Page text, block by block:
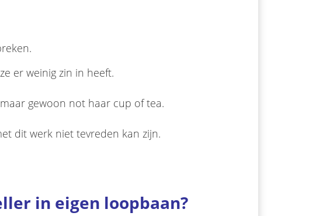
er weinig zin in heeft.
gewoon not haar cup of tea.
dit werk niet tevreden kan zijn.
in eigen loopbaan?